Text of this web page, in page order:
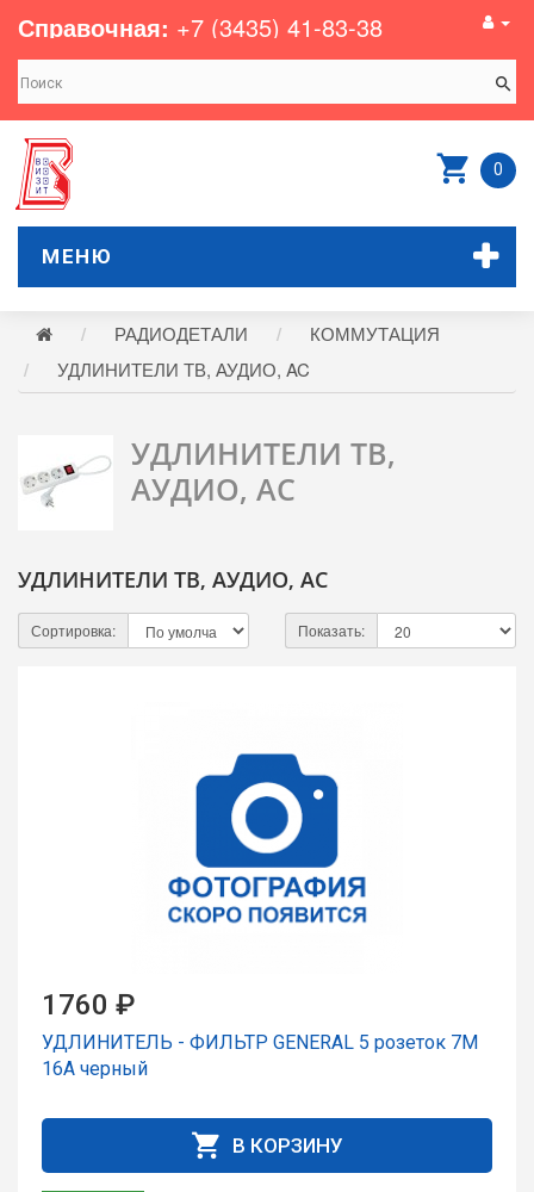
Справочная: +7 (3435) 41-83-38
0
МЕНЮ
РАДИОДЕТАЛИ
КОММУТАЦИЯ
УДЛИНИТЕЛИ ТВ, АУДИО, AC
УДЛИНИТЕЛИ ТВ,
АУДИО, AC
УДЛИНИТЕЛИ ТВ, АУДИО, AC
Сортировка: Показать:
1760 ₽
УДЛИНИТЕЛЬ - ФИЛЬТР GENERAL 5 розеток 7М
16А черный
В КОРЗИНУ